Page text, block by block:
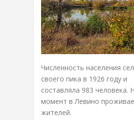
Численность населения
своего пика в 1926 году и
составляла 983 человека.
момент в Левино
жителей.